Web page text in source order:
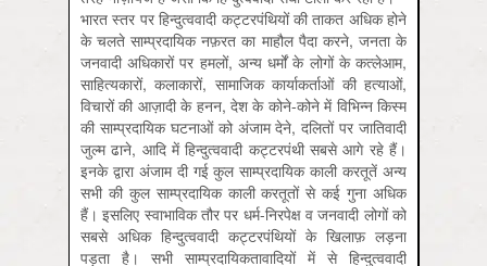
भारत स्तर पर हिन्दुत्ववादी कट्टरपंथियों की ताकत अधिक होने
के चलते साम्प्रदायिक नफ़रत का माहौल पैदा करने, जनता के
जनवादी अधिकारों पर हमलों, अन्य धर्मों के लोगों के कत्लेआम,
साहित्यकारों, कलाकारों, सामाजिक कार्याकर्ताओं की हत्याओं,
विचारों की आज़ादी के हनन, देश के कोने-कोने में विभिन्न किस्म
की साम्प्रदायिक घटनाओं को अंजाम देने, दलितों पर जातिवादी
जुल्म ढाने, आदि में हिन्दुत्ववादी कट्टरपंथी सबसे आगे रहे हैं।
इनके द्वारा अंजाम दी गई कुल साम्प्रदायिक काली करतूतें अन्य
सभी की कुल साम्प्रदायिक काली करतूतों से कई गुना अधिक
हैं। इसलिए स्वाभाविक तौर पर धर्म-निरपेक्ष व जनवादी लोगों को
सबसे अधिक हिन्दुत्ववादी कट्टरपंथियों के खिलाफ़ लड़ना
पड़ता है। सभी साम्प्रदायिकतावादियों में से हिन्दुत्ववादी